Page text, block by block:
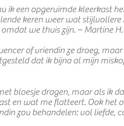
ik een opgeruimde kleerkast
keren weer wat
we thuis zijn. – Martine H.
of vriendin ze droeg,
dat ik bijna al mijn
bloesje dragen, maar als ik
en wat me flatteert. Ook het
zou behandelen: vol liefde,